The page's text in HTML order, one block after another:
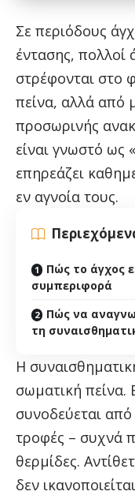
Σε περιόδους
έντασης, πολλοί
στρέφονται στο
πείνα, αλλά από
προσωρινής
είναι γνωστό ως
επηρεάζει
εν αγνοία τους.
Πώς το άγχος
συμπεριφορά
Πώς να
τη
Η
σωματική πείνα.
συνοδεύεται από
τροφές – συχνά
θερμίδες.
δεν